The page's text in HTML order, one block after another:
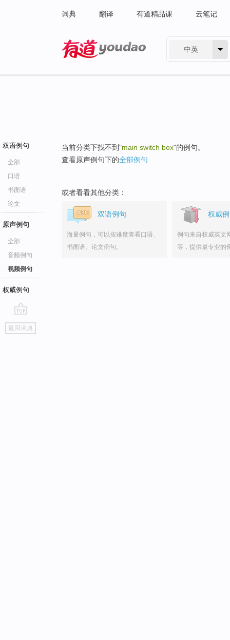
词典 翻译 有道精品课 云笔记
中英
双语例句
全部
口语
书面语
论文
原声例句
全部
音频例句
视频例句
权威例句
go
top
返回词典
当前分类下找不到"main switch box"的例句。
查看原声例句下的全部例句
或者看看其他分类：
双语例句
海量例句，可以按难度查看口语、
书面语、论文例句。
权威
例句来自权威英文
等，提供最专业的